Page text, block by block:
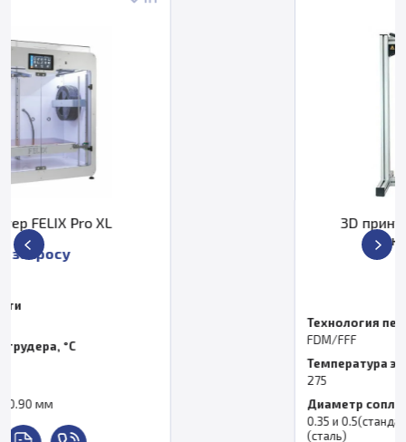
3D принтер Felix TEC4L ( с 2
Температура экструдера, °C
0.35 и 0.5(стандарт); 0.25, 0.35, 0.5 или 0.7